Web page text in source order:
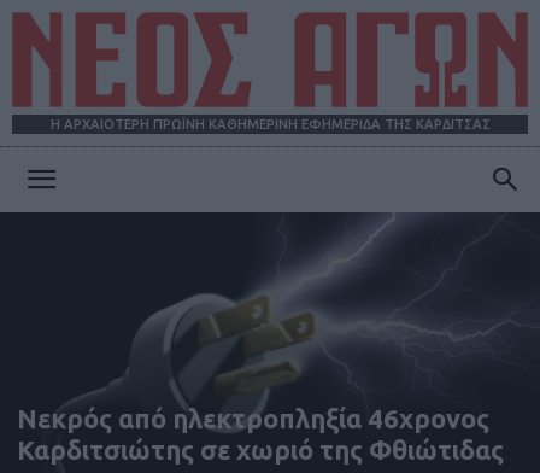
Η ΑΡΧΑΙΟΤΕΡΗ ΠΡΩΪΝΗ ΚΑΘΗΜΕΡΙΝΗ ΕΦΗΜΕΡΙΔΑ ΤΗΣ ΚΑΡΔΙΤΣΑΣ
Νεκρός από ηλεκτροπληξία 46χρονος
Καρδιτσιώτης σε χωριό της Φθιώτιδας